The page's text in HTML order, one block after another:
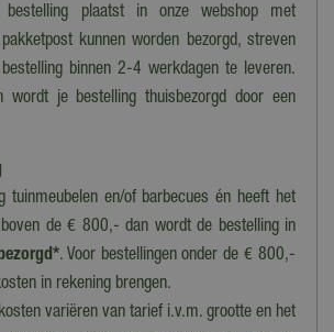
plaatst in onze webshop met
kunnen worden bezorgd, streven
binnen 2-4 werkdagen te leveren.
wordt je bestelling thuisbezorgd door een
tuinmeubelen en/of barbecues én heeft het
de € 800,- dan wordt de bestelling in
. Voor bestellingen onder de € 800,-
in rekening brengen.
variëren van tarief i.v.m. grootte en het